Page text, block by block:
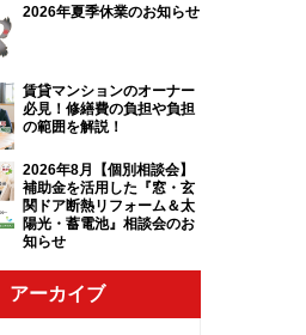
2026年夏季休業のお知らせ
賃貸マンションのオーナー
必見！修繕費の負担や負担
の範囲を解説！
2026年8月【個別相談会】
補助金を活用した『窓・玄
関ドア断熱リフォーム＆太
陽光・蓄電池』相談会のお
知らせ
アーカイブ